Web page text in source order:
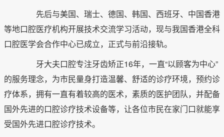
先后与美国、瑞士、德国、韩国、西班牙、中国香港
等地口腔医疗机构开展技术交流学习活动，现与我国香港全科
口腔医学会合作中心已成立，正式与前沿接轨。
牙大夫口腔专注牙齿矫正16年，一直“以顾客为中心”
的服务理念，为市民量身打造温馨、舒适的诊疗环境，预约诊
疗体系，拥有一直有着较高的医术，素质的医护团队，并配备
国外先进的口腔诊疗技术设备等，让各位市民在家门口就能享
受国外先进口腔诊疗技术。